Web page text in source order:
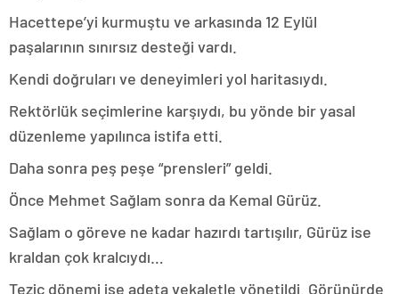
Hacettepe’yi kurmuştu ve arkasında 12 Eylül
paşalarının sınırsız desteği vardı.
Kendi doğruları ve deneyimleri yol haritasıydı.
Rektörlük seçimlerine karşıydı, bu yönde bir yasal
düzenleme yapılınca istifa etti.
Daha sonra peş peşe “prensleri” geldi.
Önce Mehmet Sağlam sonra da Kemal Gürüz.
Sağlam o göreve ne kadar hazırdı tartışılır, Gürüz ise
kraldan çok kralcıydı…
Teziç dönemi ise adeta vekaletle yönetildi. Görünürde